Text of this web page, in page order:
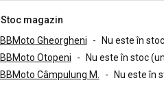
Stoc magazin
BBMoto Gheorgheni
-
Nu este în
BBMoto Otopeni
-
Nu este în stoc
BBMoto Câmpulung M.
- Nu este în